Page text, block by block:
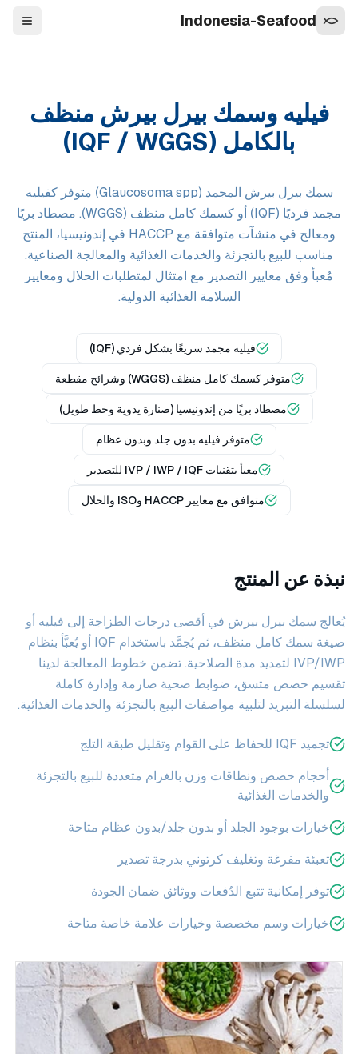
Indonesia-Seafood التنقل
فيليه وسمك بيرل بيرش منظف
بالكامل (IQF / WGGS)
سمك بيرل بيرش المجمد (Glaucosoma spp) متوفر كفيليه
مجمد فرديًا (IQF) أو كسمك كامل منظف (WGGS). مصطاد بريًا
ومعالج في منشآت متوافقة مع HACCP في إندونيسيا، المنتج
مناسب للبيع بالتجزئة والخدمات الغذائية والمعالجة الصناعية.
مُعبأ وفق معايير التصدير مع امتثال لمتطلبات الحلال ومعايير
السلامة الغذائية الدولية.
فيليه مجمد سريعًا بشكل فردي (IQF)
متوفر كسمك كامل منظف (WGGS) وشرائح مقطعة
مصطاد بريًا من إندونيسيا (صنارة يدوية وخط طويل)
متوفر فيليه بدون جلد وبدون عظام
معبأ بتقنيات IVP / IWP / IQF للتصدير
متوافق مع معايير HACCP وISO والحلال
نبذة عن المنتج
يُعالج سمك بيرل بيرش في أقصى درجات الطزاجة إلى فيليه أو
صيغة سمك كامل منظف، ثم يُجمَّد باستخدام IQF أو يُعبَّأ بنظام
IVP/IWP لتمديد مدة الصلاحية. تضمن خطوط المعالجة لدينا
تقسيم حصص متسق، ضوابط صحية صارمة وإدارة كاملة
لسلسلة التبريد لتلبية مواصفات البيع بالتجزئة والخدمات الغذائية.
تجميد IQF للحفاظ على القوام وتقليل طبقة التلج
أحجام حصص ونطاقات وزن بالغرام متعددة للبيع بالتجزئة
والخدمات الغذائية
خيارات بوجود الجلد أو بدون جلد/بدون عظام متاحة
تعبئة مفرغة وتغليف كرتوني بدرجة تصدير
توفر إمكانية تتبع الدُفعات ووثائق ضمان الجودة
خيارات وسم مخصصة وخيارات علامة خاصة متاحة